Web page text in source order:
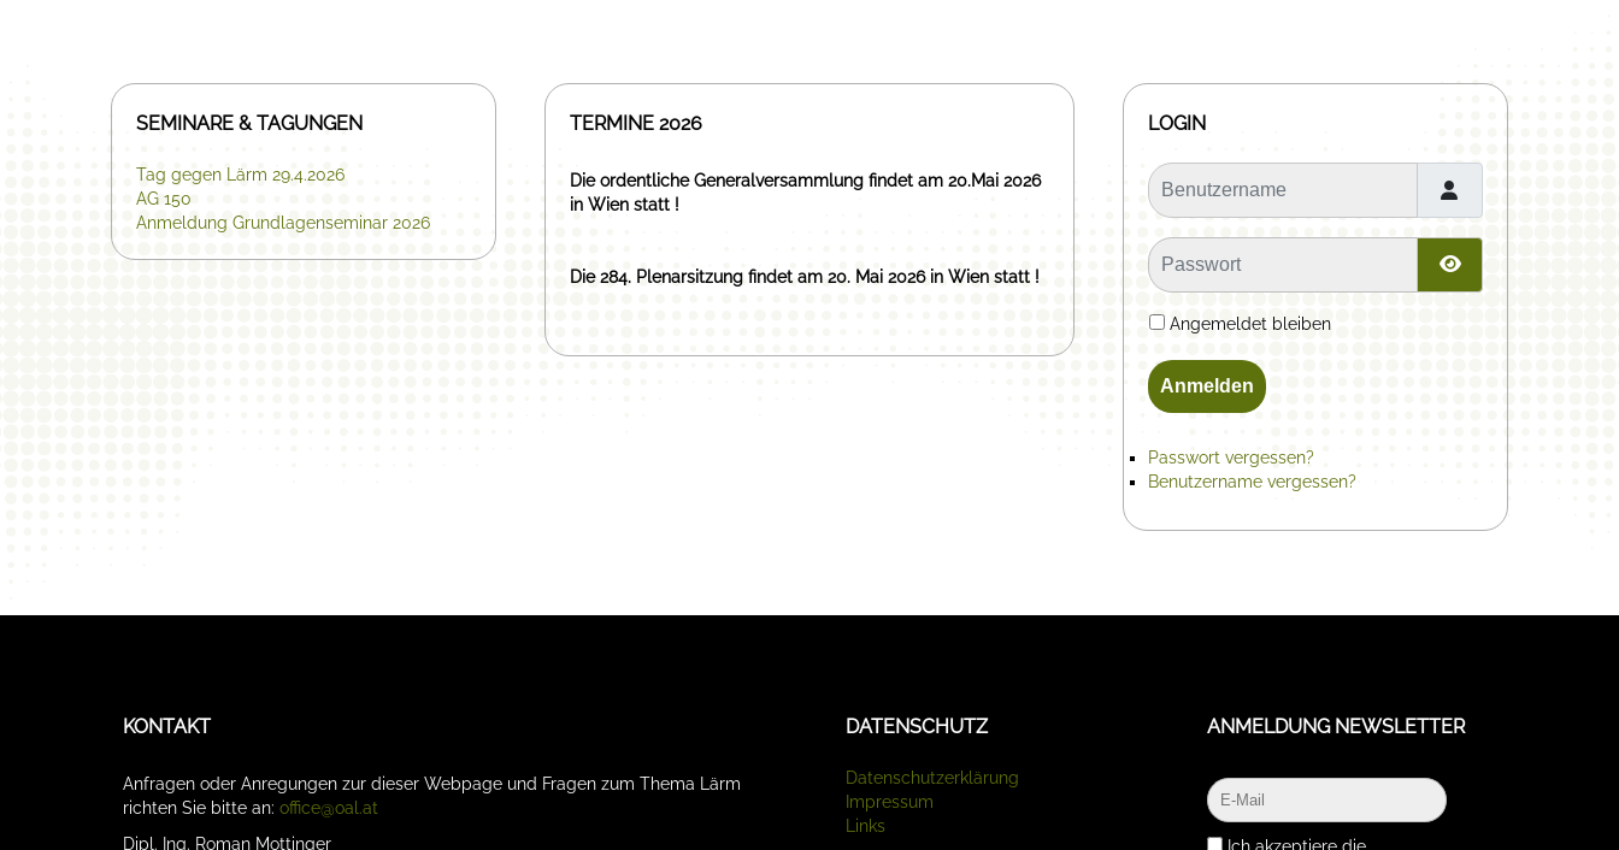
SEMINARE & TAGUNGEN
Tag gegen Lärm 29.4.2026
AG 150
Anmeldung Grundlagenseminar 2026
TERMINE 2026
Die ordentliche Generalversammlung findet am 20.Mai 2026
in Wien statt !
Die 284. Plenarsitzung findet am 20. Mai 2026 in Wien statt !
LOGIN
Benutzername
Passwort
Passwort
Angemeldet bleiben
Anmelden
Passwort vergessen?
Benutzername vergessen?
KONTAKT
Anfragen oder Anregungen zur dieser Webpage und Fragen zum Thema Lärm
richten Sie bitte an: office@oal.at
Dipl. Ing. Roman Mottinger
DATENSCHUTZ
Datenschutzerklärung
Impressum
Links
ANMELDUNG NEWSLETTER